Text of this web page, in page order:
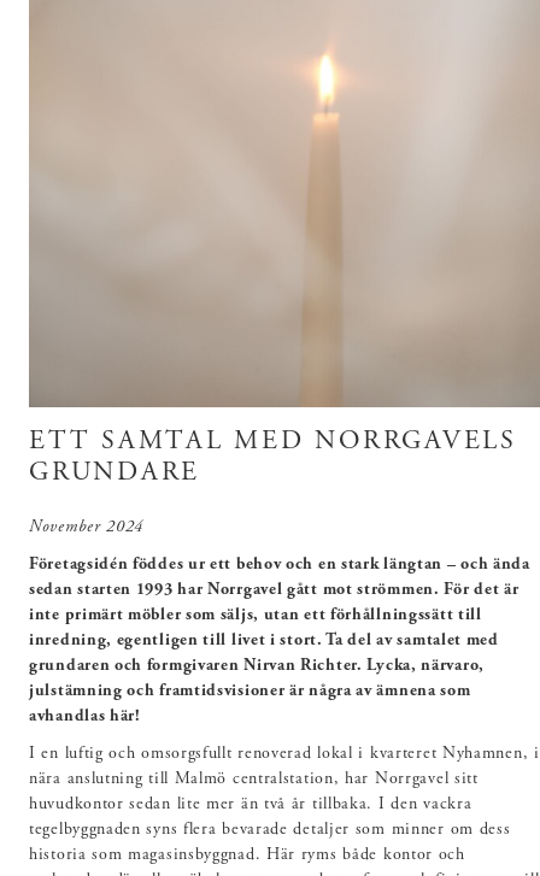
ETT SAMTAL MED NORRGAVELS
GRUNDARE
November 2024
Företagsidén föddes ur ett behov och en stark längtan – och ända
sedan starten 1993 har Norrgavel gått mot strömmen. För det är
inte primärt möbler som säljs, utan ett förhållningssätt till
inredning, egentligen till livet i stort. Ta del av samtalet med
grundaren och formgivaren Nirvan Richter. Lycka, närvaro,
julstämning och framtidsvisioner är några av ämnena som
avhandlas här!
I en luftig och omsorgsfullt renoverad lokal i kvarteret Nyhamnen, i
nära anslutning till Malmö centralstation, har Norrgavel sitt
huvudkontor sedan lite mer än två år tillbaka. I den vackra
tegelbyggnaden syns flera bevarade detaljer som minner om dess
historia som magasinsbyggnad. Här ryms både kontor och